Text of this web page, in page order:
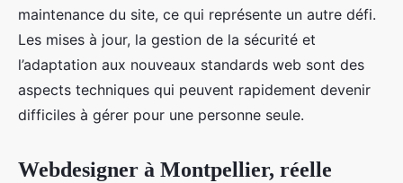
maintenance du site, ce qui représente un autre défi.
Les mises à jour, la gestion de la sécurité et
l’adaptation aux nouveaux standards web sont des
aspects techniques qui peuvent rapidement devenir
difficiles à gérer pour une personne seule.
Webdesigner à Montpellier, réelle